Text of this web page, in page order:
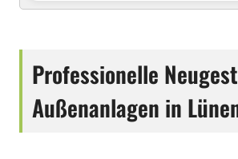
Professionelle
Außenanlagen in